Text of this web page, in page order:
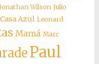
Wilson Julio
Azul Leonard
Mamá Marc
Paul